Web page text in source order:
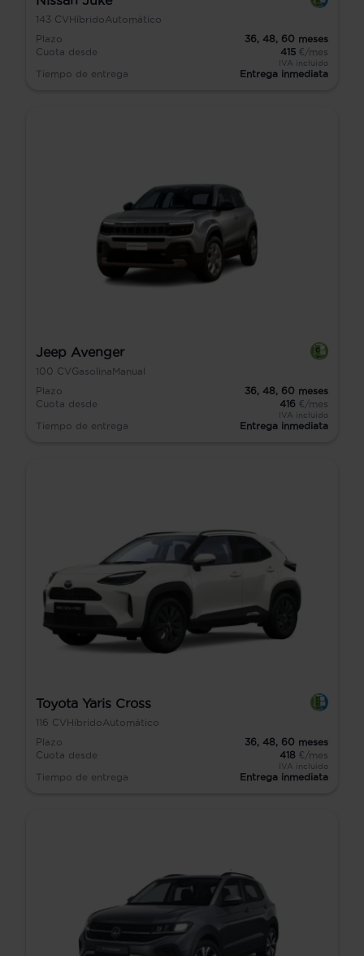
143 CVHíbridoAutomático
Plazo
36, 48, 60 meses
Cuota desde
415 €/mes
IVA incluido
Tiempo de entrega Entrega inmediata
Jeep Avenger
100 CVGasolinaManual
Plazo
36, 48, 60 meses
Cuota desde
416 €/mes
IVA incluido
Tiempo de entrega Entrega inmediata
Toyota Yaris Cross
116 CV HíbridoAutomático
Plazo
36, 48, 60 meses
Cuota desde
418 €/mes
IVA incluido
Tiempo de entrega Entrega inmediata